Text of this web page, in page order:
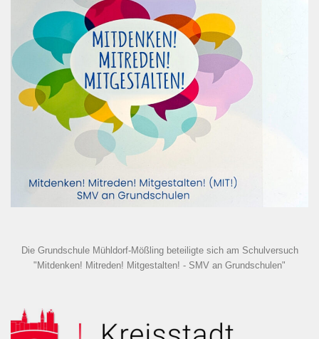
Die Grundschule Mühldorf-Mößling beteiligte sich am Schulversuch
"Mitdenken! Mitreden! Mitgestalten! - SMV an Grundschulen"